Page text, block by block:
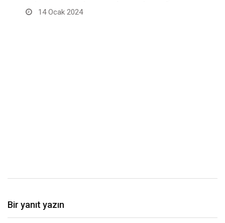
14 Ocak 2024
Bir yanıt yazın